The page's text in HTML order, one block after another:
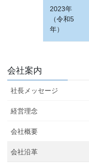
2023年
（令和5
年）
会社案内
社長メッセージ
経営理念
会社概要
会社沿革